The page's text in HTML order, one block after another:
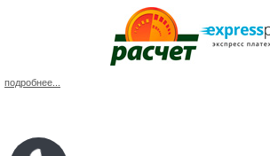
подробнее...